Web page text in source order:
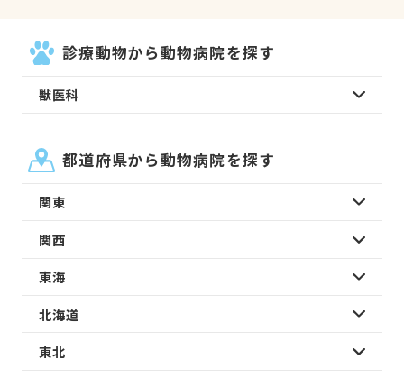
診療動物から動物病院を探す
獣医科
都道府県から動物病院を探す
関東
関西
東海
北海道
東北